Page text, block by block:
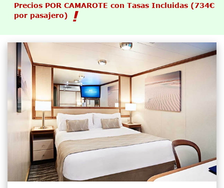
Precios POR CAMAROTE con Tasas Incluidas (734€
por pasajero)